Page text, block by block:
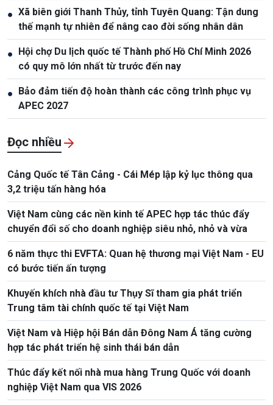
● Xã biên giới Thanh Thủy, tỉnh Tuyên Quang: Tận dung
thế mạnh tự nhiên để nâng cao đời sống nhân dân
● Hội chợ Du lịch quốc tế Thành phố Hồ Chí Minh 2026
có quy mô lớn nhất từ trước đến nay
● Bảo đảm tiến độ hoàn thành các công trình phục vụ
APEC 2027
Đọc nhiều
Cảng Quốc tế Tân Cảng - Cái Mép lập kỷ lục thông qua
3,2 triệu tấn hàng hóa
Việt Nam cùng các nền kinh tế APEC hợp tác thúc đẩy
chuyển đổi số cho doanh nghiệp siêu nhỏ, nhỏ và vừa
6 năm thực thi EVFTA: Quan hệ thương mại Việt Nam - EU
có bước tiến ấn tượng
Khuyến khích nhà đầu tư Thụy Sĩ tham gia phát triển
Trung tâm tài chính quốc tế tại Việt Nam
Việt Nam và Hiệp hội Bán dẫn Đông Nam Á tăng cường
hợp tác phát triển hệ sinh thái bán dẫn
Thúc đẩy kết nối nhà mua hàng Trung Quốc với doanh
nghiệp Việt Nam qua VIS 2026